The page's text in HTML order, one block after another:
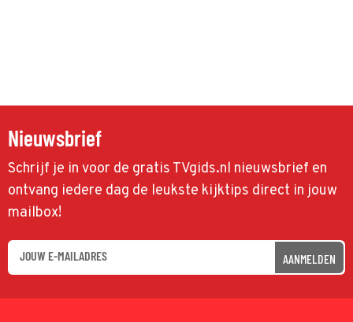
Nieuwsbrief
Schrijf je in voor de gratis TVgids.nl nieuwsbrief en
ontvang iedere dag de leukste kijktips direct in jouw
mailbox!
AANMELDEN